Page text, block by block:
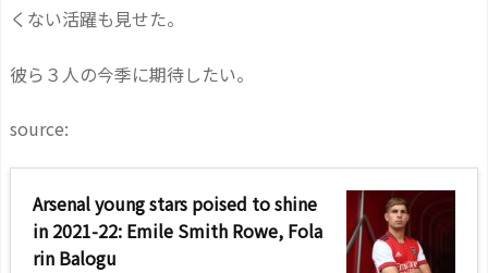
くない活躍も見せた。
彼ら３人の今季に期待したい。
source:
Arsenal young stars poised to shine
in 2021-22: Emile Smith Rowe, Fola
rin Balogu